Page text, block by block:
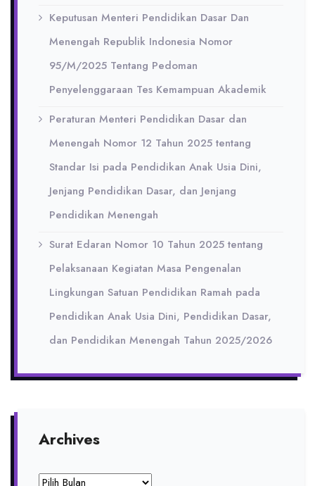
Keputusan Menteri Pendidikan Dasar Dan
Menengah Republik Indonesia Nomor
95/M/2025 Tentang Pedoman
Penyelenggaraan Tes Kemampuan Akademik
Peraturan Menteri Pendidikan Dasar dan
Menengah Nomor 12 Tahun 2025 tentang
Standar Isi pada Pendidikan Anak Usia Dini,
Jenjang Pendidikan Dasar, dan Jenjang
Pendidikan Menengah
Surat Edaran Nomor 10 Tahun 2025 tentang
Pelaksanaan Kegiatan Masa Pengenalan
Lingkungan Satuan Pendidikan Ramah pada
Pendidikan Anak Usia Dini, Pendidikan Dasar,
dan Pendidikan Menengah Tahun 2025/2026
Archives
Archives